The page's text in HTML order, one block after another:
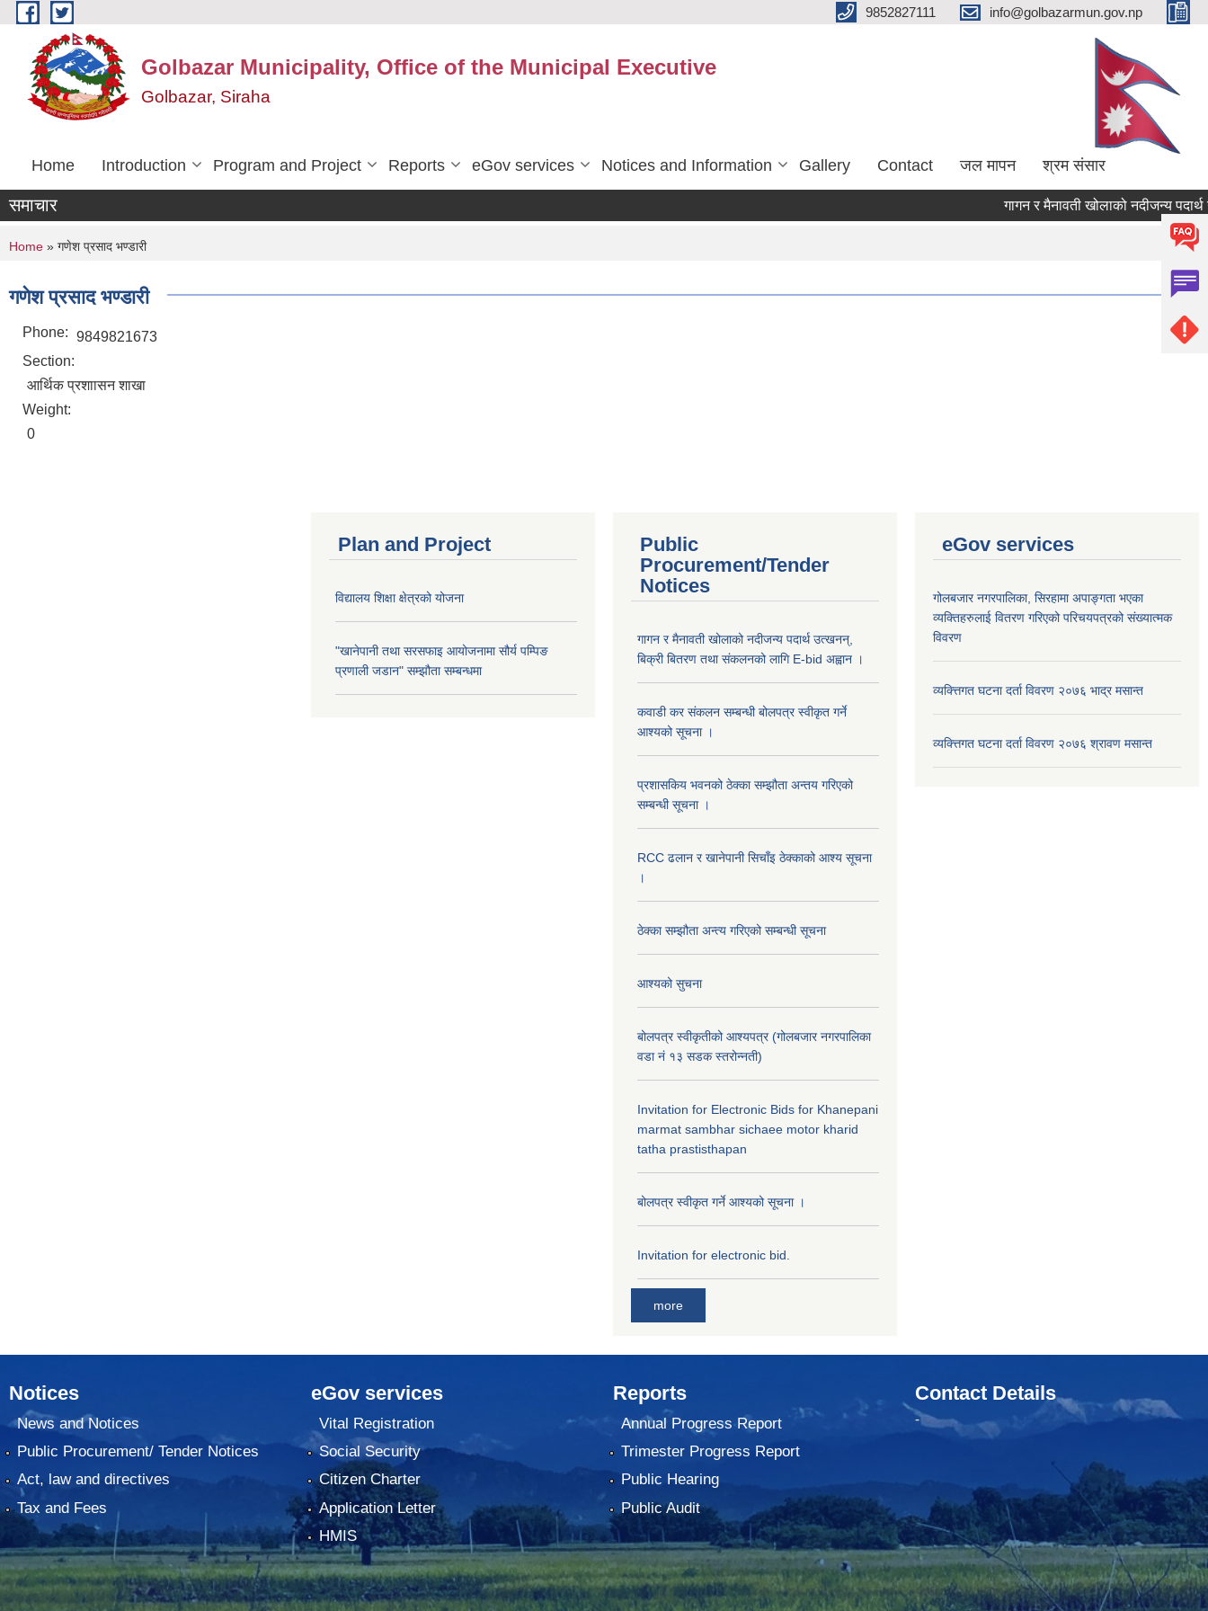
Skip to main content 9852827111 info@golbazarmun.gov.np
Golbazar Municipality, Office of the Municipal Executive
Golbazar, Siraha
Home Introduction Program and Project Reports eGov services Notices and Information Gallery Contact जल मापन श्रम संसार
समाचार गागन र मैनावती खोलाको नदीजन्य
You are here
Home » गणेश प्रसाद भण्डारी
गणेश प्रसाद भण्डारी
Phone: 9849821673
Section:
आर्थिक प्रशाासन शाखा
Weight:
0
Plan and Project
विद्यालय शिक्षा क्षेत्रको योजना
"खानेपानी तथा सरसफाइ आयोजनामा सौर्य पम्पिङ
प्रणाली जडान" सम्झौता सम्बन्धमा
Public
Procurement/Tender
Notices
गागन र मैनावती खोलाको नदीजन्य पदार्थ उत्खनन्,
बिक्री बितरण तथा संकलनको लागि E-bid अह्वान ।
कवाडी कर संकलन सम्बन्धी बोलपत्र स्वीकृत गर्ने
आश्यको सूचना ।
प्रशासकिय भवनको ठेक्का सम्झौता अन्तय गरिएको
सम्बन्धी सूचना ।
RCC ढलान र खानेपानी सिचाँइ ठेक्काको आश्य सूचना
।
ठेक्का सम्झौता अन्त्य गरिएको सम्बन्धी सूचना
आश्यको सुचना
बोलपत्र स्वीकृतीको आश्यपत्र (गोलबजार नगरपालिका
वडा नं १३ सडक स्तरोन्नती)
Invitation for Electronic Bids for Khanepani
marmat sambhar sichaee motor kharid
tatha prastisthapan
बोलपत्र स्वीकृत गर्ने आश्यको सूचना ।
Invitation for electronic bid.
more
eGov services
गोलबजार नगरपालिका, सिरहामा अपाङ्गता भएका
व्यक्तिहरुलाई वितरण गरिएको परिचयपत्रको संख्यात्मक
विवरण
व्यक्त्तिगत घटना दर्ता विवरण २०७६ भाद्र मसान्त
व्यक्त्तिगत घटना दर्ता विवरण २०७६ श्रावण मसान्त
Notices
News and Notices
Public Procurement/ Tender Notices
Act, law and directives
Tax and Fees
eGov services
Vital Registration
Social Security
Citizen Charter
Application Letter
HMIS
Reports
Annual Progress Report
Trimester Progress Report
Public Hearing
Public Audit
Contact Details
-